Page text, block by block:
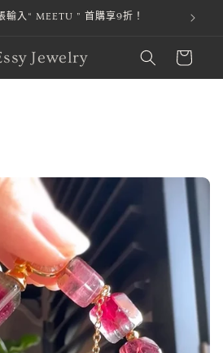
帳輸入“ MEETU ” 首購享9折！
Jewelry
物
車